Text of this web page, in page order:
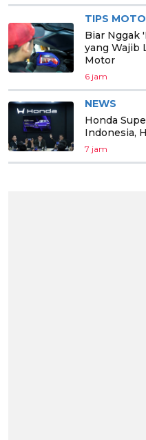
TIPS
Biar Nggak
yang Wajib
Motor
6 jam
NEWS
Honda
Indonesia,
7 jam